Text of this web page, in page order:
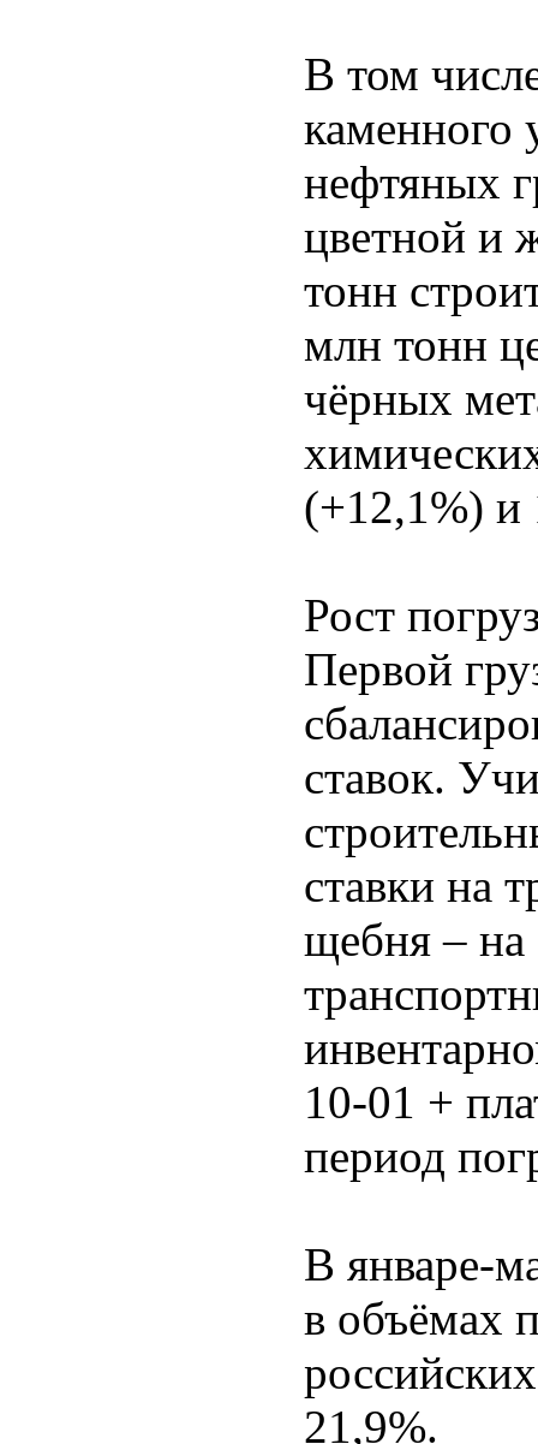
В том
каменного
нефтяных
цветной и
тонн
млн тонн
чёрных
(+12,1%) и
Рост
Первой
ставок.
ставки на
щебня –
10-01 +
период
В январе-
в объёмах
21,9%.